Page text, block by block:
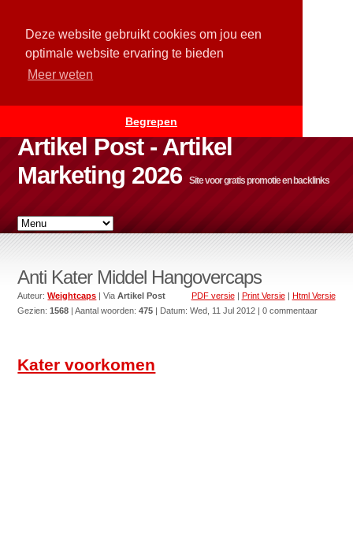
Deze website gebruikt cookies om jou een
optimale website ervaring te bieden
Meer weten
Begrepen
Artikel Post - Artikel
Marketing 2026
Site voor gratis promotie en backlinks
Anti Kater Middel Hangovercaps
PDF versie| Print Versie| Html Versie
Auteur:Weightcaps | ViaArtikel Post
Gezien:1568 | Aantal woorden:475 | Datum:Wed, 11 Jul 2012 | 0 commentaar
Kater voorkomen